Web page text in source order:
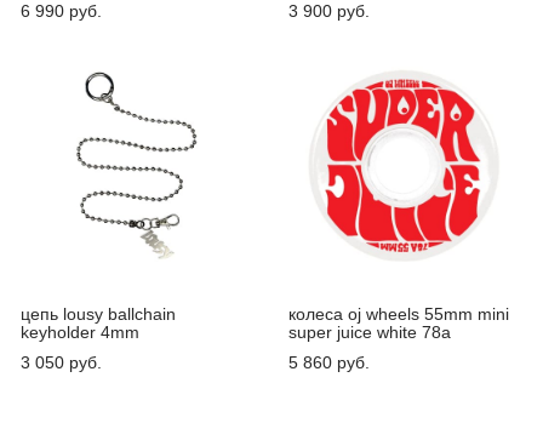
6 990 pуб.
3 900 pуб.
цепь lousy ballchain
keyholder 4mm
3 050 pуб.
колеса oj wheels 55mm mini
super juice white 78a
5 860 pуб.